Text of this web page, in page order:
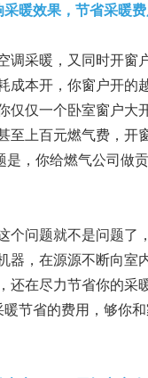
暖效果，节省采暖
调采暖，又同时开窗
成本开，你窗户开的
仅仅一个卧室窗户大
至上百元燃气费，开
是，你给燃气公司做
个问题就不是问题了
器，在源源不断向室
还在尽力节省你的采
节省的费用，够你